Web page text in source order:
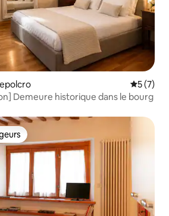
5 (7)
Demeure historique dans le bourg